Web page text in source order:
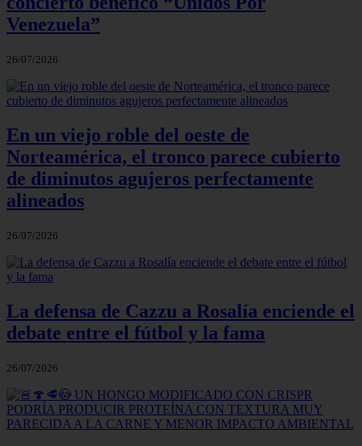
Venezuela”
26/07/2026
En un viejo roble del oeste de
Norteamérica, el tronco parece cubierto
de diminutos agujeros perfectamente
alineados
26/07/2026
La defensa de Cazzu a Rosalía enciende el
debate entre el fútbol y la fama
26/07/2026